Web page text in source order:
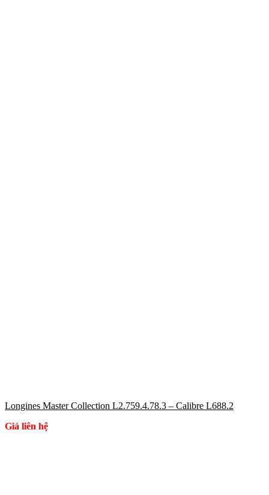
Longines Master Collection L2.759.4.78.3 – Calibre L688.2
Giá liên hệ